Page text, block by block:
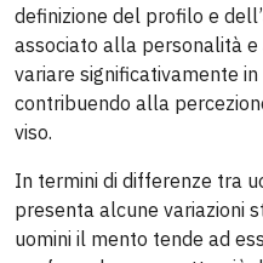
definizione del profilo e
associato alla personalità
variare significativamente
contribuendo alla
viso.
In termini di differenze tra
presenta alcune variazioni
uomini il mento tende ad